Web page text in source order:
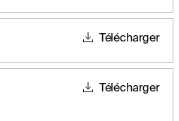
Télécharger
Télécharger